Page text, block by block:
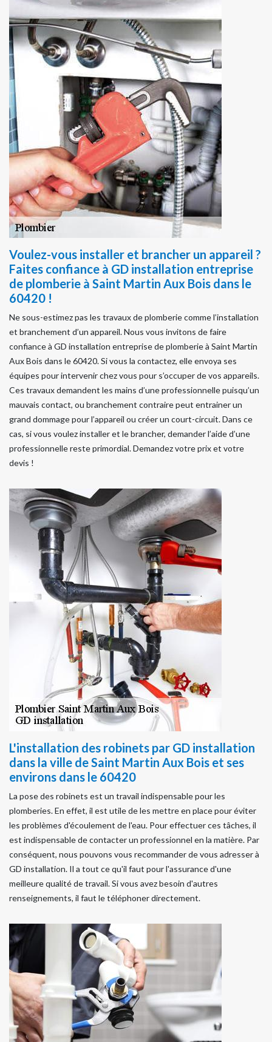
Voulez-vous installer et brancher un appareil ?
Faites confiance à GD installation entreprise
de plomberie à Saint Martin Aux Bois dans le
60420 !
Ne sous-estimez pas les travaux de plomberie comme l’installation
et branchement d’un appareil. Nous vous invitons de faire
confiance à GD installation entreprise de plomberie à Saint Martin
Aux Bois dans le 60420. Si vous la contactez, elle envoya ses
équipes pour intervenir chez vous pour s’occuper de vos appareils.
Ces travaux demandent les mains d’une professionnelle puisqu’un
mauvais contact, ou branchement contraire peut entrainer un
grand dommage pour l’appareil ou créer un court-circuit. Dans ce
cas, si vous voulez installer et le brancher, demander l’aide d’une
professionnelle reste primordial. Demandez votre prix et votre
devis !
L'installation des robinets par GD installation
dans la ville de Saint Martin Aux Bois et ses
environs dans le 60420
La pose des robinets est un travail indispensable pour les
plomberies. En effet, il est utile de les mettre en place pour éviter
les problèmes d'écoulement de l'eau. Pour effectuer ces tâches, il
est indispensable de contacter un professionnel en la matière. Par
conséquent, nous pouvons vous recommander de vous adresser à
GD installation. Il a tout ce qu'il faut pour l'assurance d'une
meilleure qualité de travail. Si vous avez besoin d'autres
renseignements, il faut le téléphoner directement.